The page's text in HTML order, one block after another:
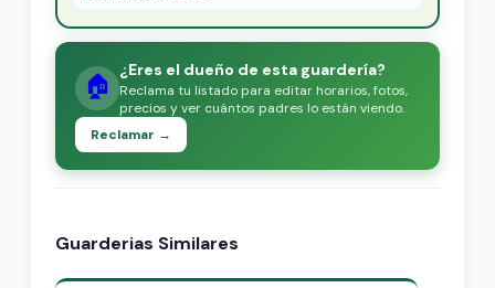
🏠 ¿Eres el dueño de esta guardería?
Reclama tu listado para editar horarios, fotos,
precios y ver cuántos padres lo están viendo.
Reclamar →
Guarderias Similares